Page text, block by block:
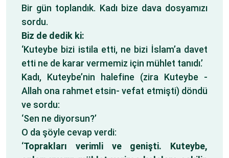
Bir gün toplandık. Kadı bize dava dosyamızı
sordu.
Biz de dedik ki:
‘Kuteybe bizi istila etti, ne bizi İslam’a davet
etti ne de karar vermemiz için mühlet tanıdı.’
Kadı, Kuteybe’nin halefine (zira Kuteybe -
Allah ona rahmet etsin- vefat etmişti) döndü
ve sordu:
‘Sen ne diyorsun?’
O da şöyle cevap verdi:
‘Toprakları verimli ve genişti. Kuteybe,